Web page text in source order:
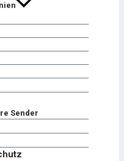
Sender